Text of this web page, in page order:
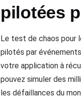
pilotées
Le test de chaos pour
pilotés par
votre application à
pouvez simuler des
les défaillances du